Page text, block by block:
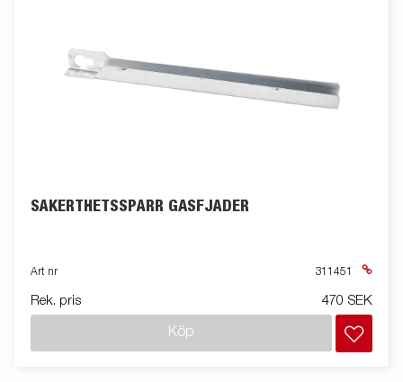
SÄKERTHETSSPÄRR GASFJÄDER
Art nr 311451
Rek. pris 470 SEK
Köp